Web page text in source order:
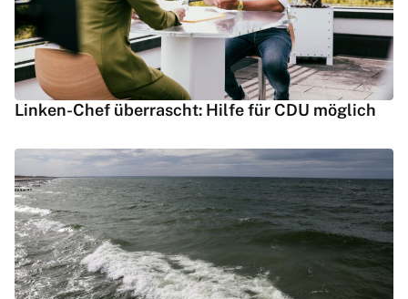
Linken-Chef überrascht: Hilfe für CDU möglich